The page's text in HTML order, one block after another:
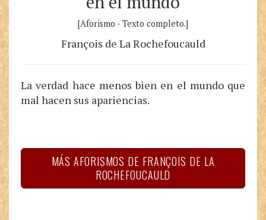
[Aforismo - Texto completo.]
François de La Rochefoucauld
La verdad hace menos bien en el mundo que
mal hacen sus apariencias.
MÁS AFORISMOS DE FRANÇOIS DE LA
ROCHEFOUCAULD